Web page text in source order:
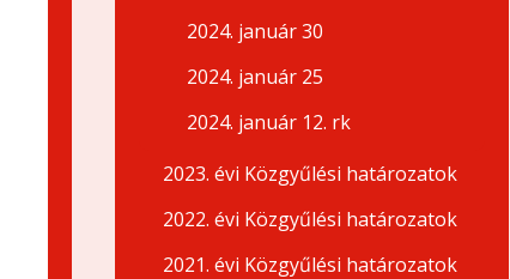
2024. január 30
2024. január 25
2024. január 12. rk
2023. évi Közgyűlési határozatok
2022. évi Közgyűlési határozatok
2021. évi Közgyűlési határozatok